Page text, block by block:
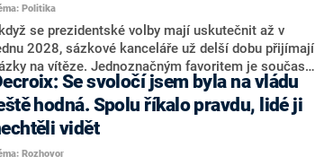
nevyloučil. Předseda klubu senátorů ODS
Nytra redakci řekl, že počítá s odchodem
senátorů z klubu a že Naše Česko není
ale soupeř.
Politika
se prezidentské volby mají uskutečnit až v
2028, sázkové kanceláře už delší dobu přijímají
na vítěze. Jednoznačným favoritem je současná
státu Petr Pavel. Daleko za ním pak bookmakeři
dva výrazné politiky ANO, tedy premiéra
Babiše a ministra průmyslu Karla Havlíčka.
tipem samotných sázkařů je poslanec za
Filip Turek. Politolog Jan Kubáček nicméně
Se svoločí jsem byla na vládu
hodná. Spolu říkalo pravdu, lidé ji
vidět
Rozhovor